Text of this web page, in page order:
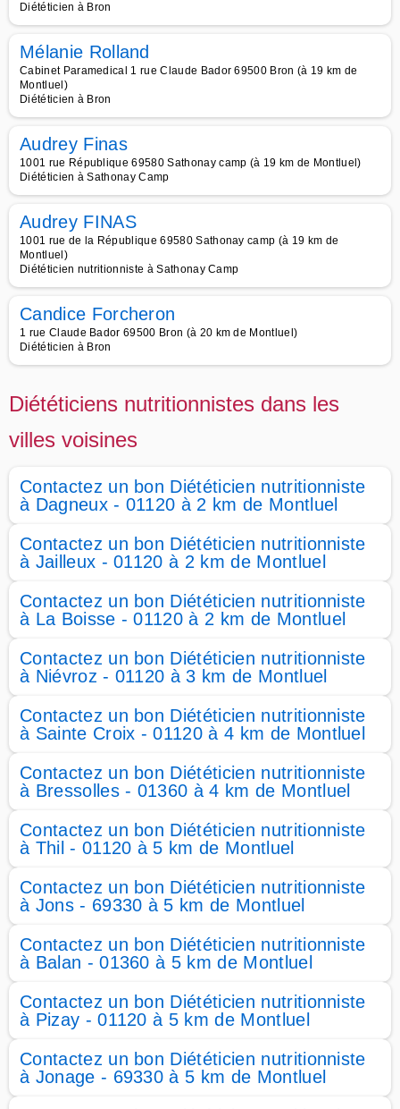
Diététicien à Bron
Mélanie Rolland
Cabinet Paramedical 1 rue Claude Bador 69500 Bron (à 19 km de
Montluel)
Diététicien à Bron
Audrey Finas
1001 rue République 69580 Sathonay camp (à 19 km de Montluel)
Diététicien à Sathonay Camp
Audrey FINAS
1001 rue de la République 69580 Sathonay camp (à 19 km de
Montluel)
Diététicien nutritionniste à Sathonay Camp
Candice Forcheron
1 rue Claude Bador 69500 Bron (à 20 km de Montluel)
Diététicien à Bron
Diététiciens nutritionnistes dans les
villes voisines
Contactez un bon Diététicien nutritionniste
à Dagneux - 01120 à 2 km de Montluel
Contactez un bon Diététicien nutritionniste
à Jailleux - 01120 à 2 km de Montluel
Contactez un bon Diététicien nutritionniste
à La Boisse - 01120 à 2 km de Montluel
Contactez un bon Diététicien nutritionniste
à Niévroz - 01120 à 3 km de Montluel
Contactez un bon Diététicien nutritionniste
à Sainte Croix - 01120 à 4 km de Montluel
Contactez un bon Diététicien nutritionniste
à Bressolles - 01360 à 4 km de Montluel
Contactez un bon Diététicien nutritionniste
à Thil - 01120 à 5 km de Montluel
Contactez un bon Diététicien nutritionniste
à Jons - 69330 à 5 km de Montluel
Contactez un bon Diététicien nutritionniste
à Balan - 01360 à 5 km de Montluel
Contactez un bon Diététicien nutritionniste
à Pizay - 01120 à 5 km de Montluel
Contactez un bon Diététicien nutritionniste
à Jonage - 69330 à 5 km de Montluel